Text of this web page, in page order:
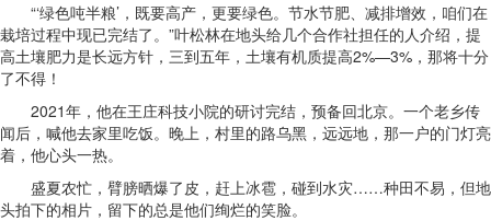
“‘绿色吨半粮’，既要高产，更要绿色。节水节肥、减排增效，咱们在
栽培过程中现已完结了。”叶松林在地头给几个合作社担任的人介绍，提
高土壤肥力是长远方针，三到五年，土壤有机质提高2%—3%，那将十分
了不得！
2021年，他在王庄科技小院的研讨完结，预备回北京。一个老乡传
闻后，喊他去家里吃饭。晚上，村里的路乌黑，远远地，那一户的门灯亮
着，他心头一热。
盛夏农忙，臂膀晒爆了皮，赶上冰雹，碰到水灾……种田不易，但地
头拍下的相片，留下的总是他们绚烂的笑脸。